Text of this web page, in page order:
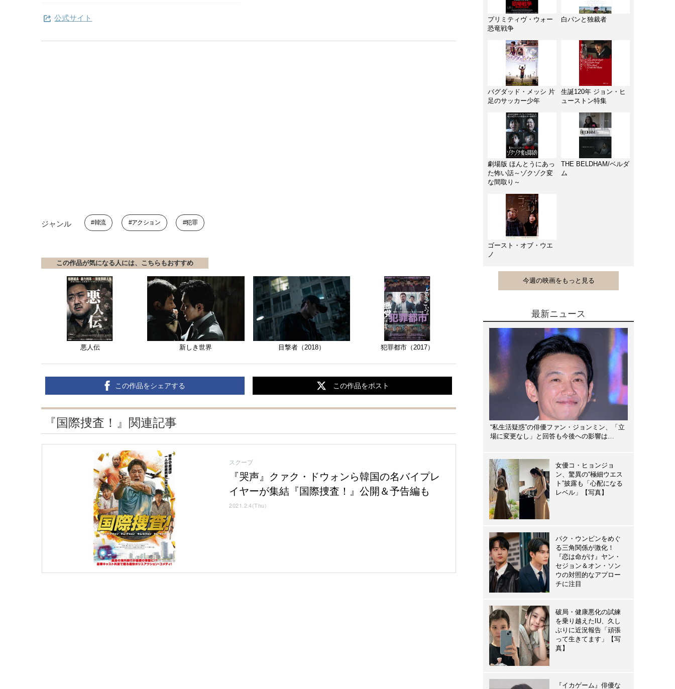
公式サイト
ジャンル 韓流 アクション 犯罪
この作品が気になる人には、こちらもおすすめ
悪人伝 新しき世界 目撃者（2018） 犯罪都市（2017）
この作品をシェアする この作品をポスト
『国際捜査！』関連記事
スクープ
『哭声』クァク・ドウォンら韓国の名バイプレ
イヤーが集結『国際捜査！』公開＆予告編も
2021.2.4(Thu)
プリミティヴ・ウォー
恐竜戦争
白パンと独裁者
バグダッド・メッシ 片
足のサッカー少年
生誕120年 ジョン・ヒ
ューストン特集
劇場版 ほんとうにあっ
た怖い話～ゾクゾク変
な間取り～
THE BELDHAM/ベルダ
ム
ゴースト・オブ・ウエ
ノ
今週の映画をもっと見る
最新ニュース
“私生活疑惑”の俳優ファン・ジョンミン、「立
場に変更なし」と回答も今後への影響は…
女優コ・ヒョンジョ
ン、驚異の“極細ウエス
ト”披露も「心配になる
レベル」【写真】
パク・ウンビンをめぐ
る三角関係が激化！
『恋は命がけ』ヤン・
セジョン＆オン・ソン
ウの対照的なアプロー
チに注目
破局・健康悪化の試練
を乗り越えたIU、久し
ぶりに近況報告「頑張
って生きてます」【写
真】
『イカゲーム』俳優な